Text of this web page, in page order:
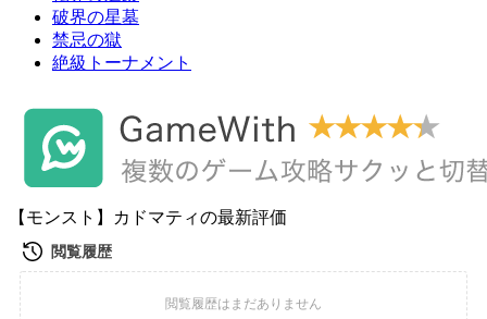
破界の星墓
禁忌の獄
絶級トーナメント
【モンスト】カドマティの最新評価